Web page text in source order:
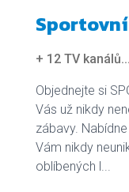
Sportovní
+ 12 TV kanálů...
Objednejte si
Vás už nikdy
zábavy.
Vám nikdy
oblíbených l...